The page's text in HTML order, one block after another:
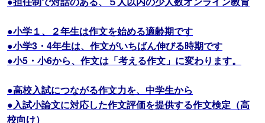
●小学１、２年生は作文を始める適齢期です
●小学3・4年生は、作文がいちばん伸びる時期です
●小5・小6から、作文は「考える作文」に変わります。
●高校入試につながる作文力を、中学生から
●入試小論文に対応した作文評価を提供する作文検定（高
校向け）